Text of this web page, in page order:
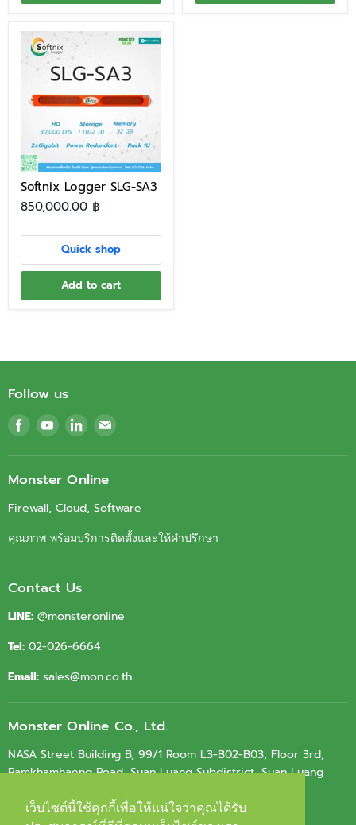
เว็บไซต์นี้ใช้คุกกี้เพื่อให้แน่ใจว่าคุณได้รับ
เว็บไซต์นี้ใช้คุกกี้เพื่อให้แน่ใจว่าคุณได้รับ
Softnix Logger SLG-SA3
850,000.00 ฿
Quick shop
Add to cart
Follow us
Find
us
on
Facebook
Find
us
on
Youtube
Find
us
on
LinkedIn
Find
on
Monster Online
Firewall, Cloud, Software
คุณภาพ พร้อมบริการติดตั้งและให้คำปรึกษา
Contact Us
LINE: @monsteronline
Tel: 02-026-6664
Email: sales@mon.co.th
Monster Online Co., Ltd.
NASA Street Building B, 99/1 Room L3-B02-B03, Floor 3rd,
Ramkhamhaeng Road, Suan Luang Subdistrict, Suan Luang
Tax ID.
0105564010603